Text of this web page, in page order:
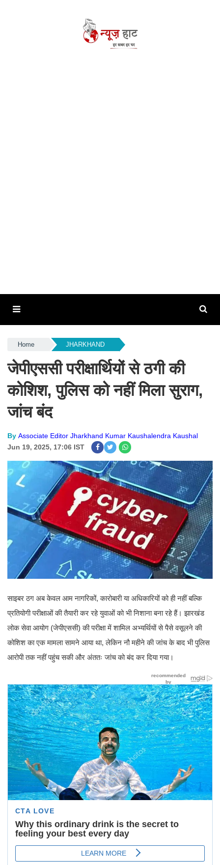
Home JHARKHAND
जेपीएससी परीक्षार्थियों से ठगी की
कोशिश, पुलिस को नहीं मिला सुराग,
जांच बंद
By Associate Editor Jharkhand Kumar Kaushalendra Kaushal
Jun 19, 2025, 17:06 IST
साइबर ठग अब केवल आम नागरिकों, कारोबारी या अधिकारियों को ही नहीं बल्कि
प्रतियोगी परीक्षाओं की तैयारी कर रहे युवाओं को भी निशाना बना रहे हैं। झारखंड
लोक सेवा आयोग (जेपीएससी) की परीक्षा में शामिल अभ्यर्थियों से पैसे वसूलने की
कोशिश का एक मामला सामने आया था, लेकिन नौ महीने की जांच के बाद भी पुलिस
आरोपी तक नहीं पहुंच सकी और अंततः जांच को बंद कर दिया गया।